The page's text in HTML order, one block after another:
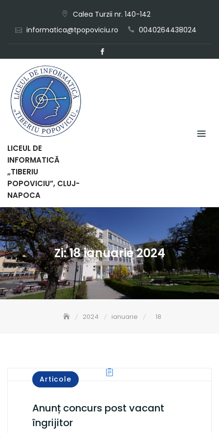
content
Calea Turzii nr. 140-142
informatica@tpopoviciu.ro
0040264438024
LICEUL DE
INFORMATICĂ
„TIBERIU
POPOVICIU”, CLUJ-
NAPOCA
Zi:18 ianuarie 2024
2024 ianuarie 18
Articole
Anunț concurs post vacant
îngrijitor